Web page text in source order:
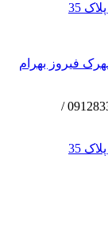
35
شهرک فیروز بهرام
محل بازدید از گاوصندوق ها / تلفن تماس: 09128334148 /
35